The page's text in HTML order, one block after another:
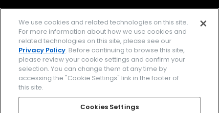
facebookinstagramtwitter
企業情報 ご利用規約
プライバシーポリシー Cookies Settings
We use cookies and related technologies on this site.
For more information about how we use cookies and
related technologies on this site, please see our
Privacy Policy. Before continuing to browse this site,
please review your cookie settings and confirm your
selection. You can change them at any time by
accessing the "Cookie Settings" link in the footer of
this site.
Cookies Settings